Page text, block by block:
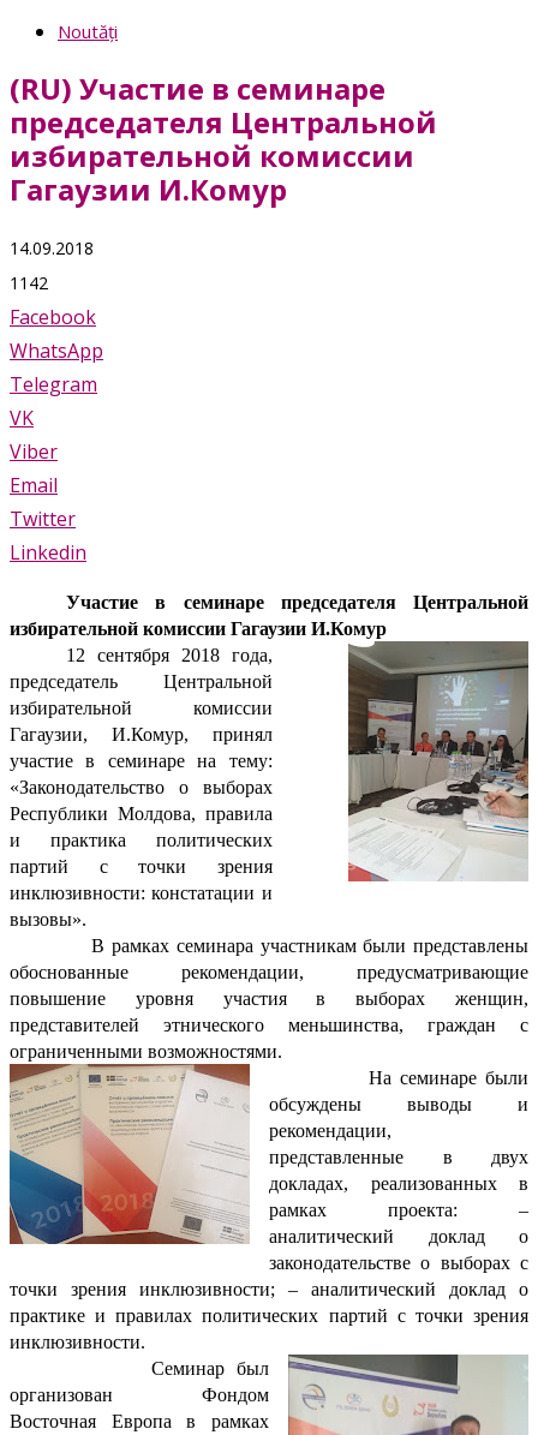
Noutăți
(RU) Участие в семинаре
председателя Центральной
избирательной комиссии
Гагаузии И.Комур
14.09.2018
1142
Facebook
WhatsApp
Telegram
VK
Viber
Email
Twitter
Linkedin
Участие в семинаре председателя Центральной
избирательной комиссии Гагаузии И.Комур
12 сентября 2018 года,
председатель Центральной
избирательной комиссии
Гагаузии, И.Комур, принял
участие в семинаре на тему:
«Законодательство о выборах
Республики Молдова, правила
и практика политических
партий с точки зрения
инклюзивности: констатации и
вызовы».
В рамках семинара участникам были представлены
обоснованные рекомендации, предусматривающие
повышение уровня участия в выборах женщин,
представителей этнического меньшинства, граждан с
ограниченными возможностями.
На семинаре были
обсуждены выводы и
рекомендации,
представленные в двух
докладах, реализованных в
рамках проекта: –
аналитический доклад о
законодательстве о выборах с
точки зрения инклюзивности; – аналитический доклад о
практике и правилах политических партий с точки зрения
инклюзивности.
Семинар был
организован Фондом
Восточная Европа в рамках